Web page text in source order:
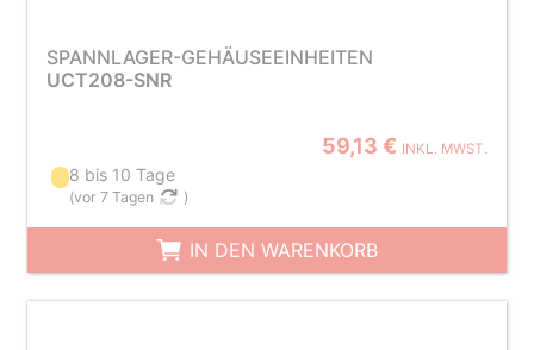
SPANNLAGER-GEHÄUSEEINHEITEN
UCT208-SNR
59,13 € INKL. MWST.
8 bis 10 Tage
(vor 7 Tagen )
IN DEN WARENKORB